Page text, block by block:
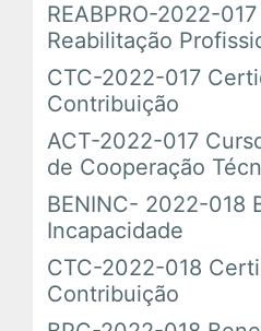
REABPRO-2022-
Reabilitação
CTC-2022-017
Contribuição
ACT-2022-017
de Cooperação
BENINC- 2022-018
Incapacidade
CTC-2022-018
Contribuição